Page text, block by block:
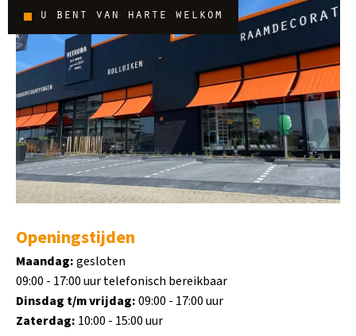
u bent van harte welkom
Openingstijden
Maandag:gesloten
09:00 - 17:00 uur telefonisch bereikbaar
Dinsdag t/m vrijdag:09:00 - 17:00 uur
Zaterdag: 10:00 - 15:00 uur